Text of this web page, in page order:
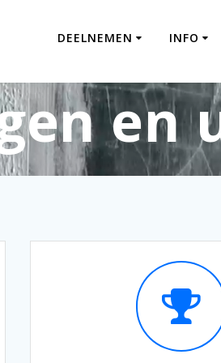
DEELNEMEN INFO
en